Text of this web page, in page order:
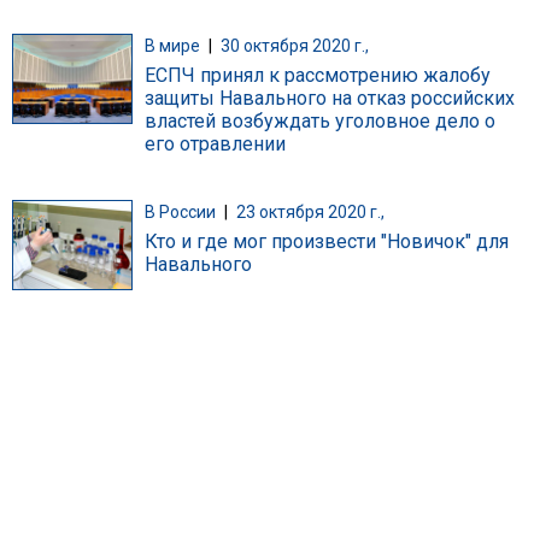
В мире 30 октября 2020 г.,
ЕСПЧ принял к рассмотрению жалобу
защиты Навального на отказ российских
властей возбуждать уголовное дело о
его отравлении
В России 23 октября 2020 г.,
Кто и где мог произвести "Новичок" для
Навального